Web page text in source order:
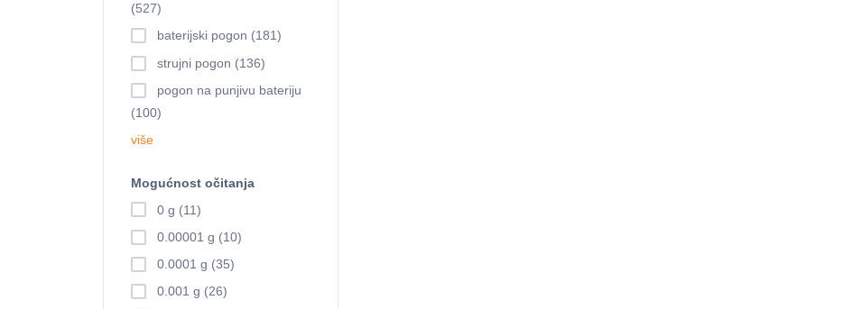
(527)
baterijski pogon (181)
strujni pogon (136)
pogon na punjivu bateriju
(100)
više
Mogućnost očitanja
0 g (11)
0.00001 g (10)
0.0001 g (35)
0.001 g (26)